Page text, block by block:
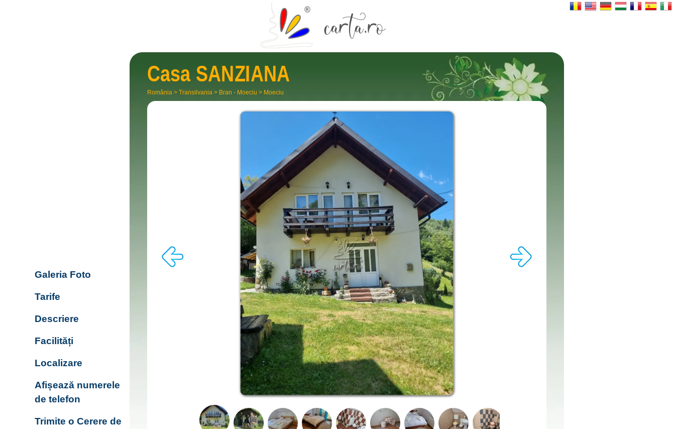
Casa SANZIANA
România > Transilvania > Bran - Moeciu > Moeciu
Galeria Foto
Tarife
Descriere
Facilități
Localizare
Afișează numerele
de telefon
Trimite o Cerere de